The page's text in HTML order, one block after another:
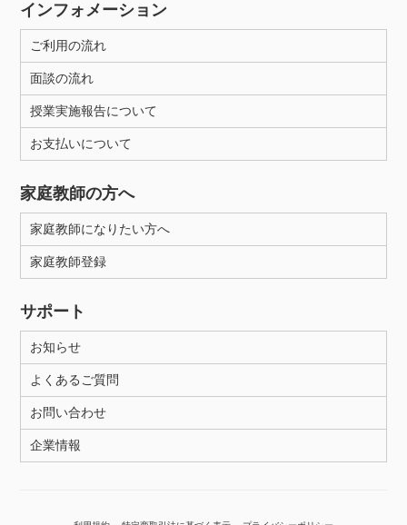
距離：15km以内
年齢：18-101歳
インフォメーション
ご利用の流れ
面談の流れ
授業実施報告について
お支払いについて
家庭教師の方へ
家庭教師になりたい方へ
家庭教師登録
サポート
お知らせ
よくあるご質問
お問い合わせ
企業情報